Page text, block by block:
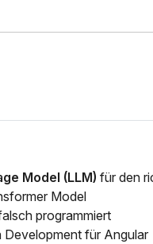
Model (LLM) für den
Model
programmiert
Development für Angular